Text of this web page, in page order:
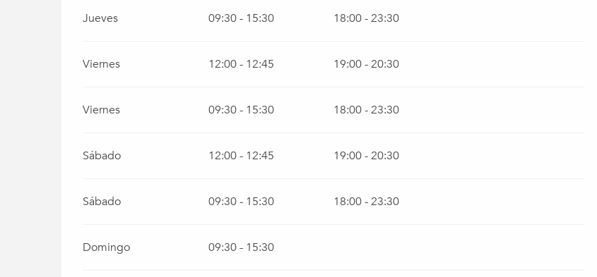
Jueves 09:30 - 15:30 18:00 - 23:30
Viernes 12:00 - 12:45 19:00 - 20:30
Viernes 09:30 - 15:30 18:00 - 23:30
Sábado 12:00 - 12:45 19:00 - 20:30
Sábado 09:30 - 15:30 18:00 - 23:30
Domingo 09:30 - 15:30